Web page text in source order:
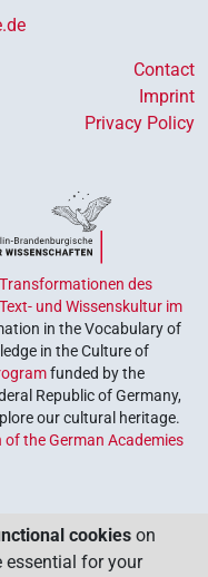
Contact
Imprint
Privacy Policy
des
und Wissenskultur im
in the Vocabulary of
in the Culture of
funded by the
Republic of Germany,
our cultural heritage.
of the German Academies
cookies on
essential for your